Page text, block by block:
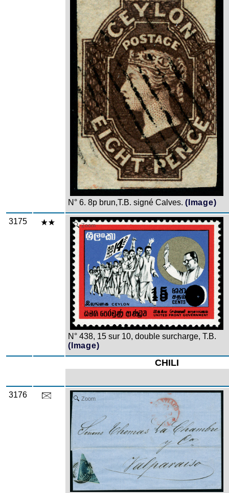
N° 6. 8p brun,T.B. signé Calves. (Image)
3175 Zoom
N° 438, 15 sur 10, double surcharge, T.B.
(Image)
CHILI
3176 Zoom